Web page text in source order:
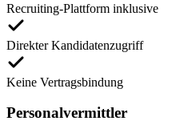
Recruiting-Plattform inklusive
Direkter Kandidatenzugriff
Keine Vertragsbindung
Personalvermittler